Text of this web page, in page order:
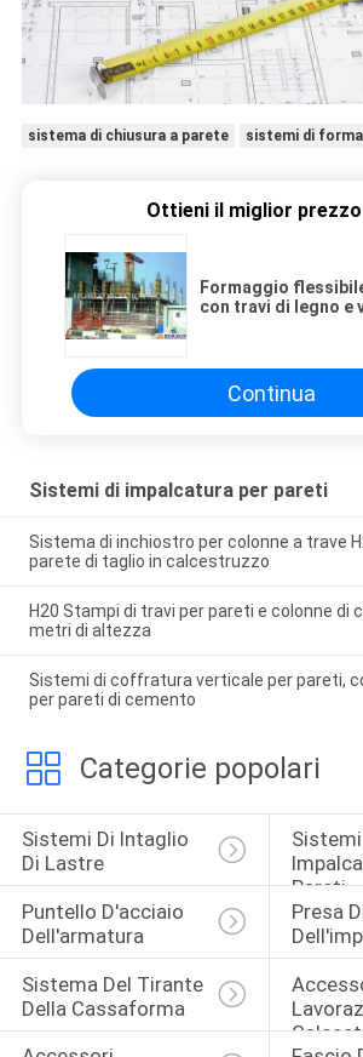
sistema di chiusura a parete sistemi di
Ottieni il miglior
Formaggio
con travi di legno e
Continua
Sistemi di impalcatura per pareti
Sistema di inchiostro per colonne a trave
parete di taglio in calcestruzzo
H20 Stampi di travi per pareti e colonne di
metri di altezza
Sistemi di coffratura verticale per pareti,
per pareti di cemento
Categorie popolari
Sistemi Di Intaglio
Di Lastre
Pareti
Puntello D'acciaio
Dell'armatura
Presa
Sistema Del Tirante
Della Cassaforma